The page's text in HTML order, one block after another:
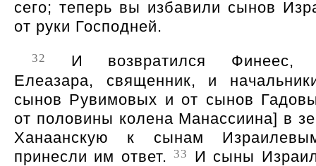
сего; теперь вы избавили сынов
от руки Господней.
32
И возвратился Финеес,
Елеазара, священник, и
сынов Рувимовых и от сынов
от половины колена Манассиина] в
Ханаанскую к сынам
принесли им ответ.
33
И сыны